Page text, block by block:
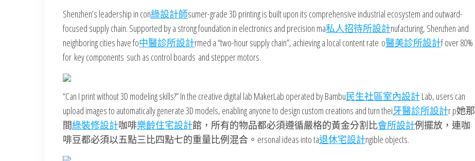
Shenzhen’s leadership in con綠設計師sumer-grade 3D printing is built upon its comprehensive industrial ecosystem and outward-
focused supply chain. Supported by a strong foundation in electronics and precision ma私人招待所設計nufacturing, Shenzhen and
neighboring cities have fo中醫診所設計rmed a “two-hour supply chain”, achieving a local content rate o醫美診所設計f over 80%
for key components such as control boards and stepper motors.
“Can I print without 3D modeling skills?” In the creative digital lab MakerLab operated by Bambu民生社區室內設計Lab, users can
upload images to automatically generate 3D models, enabling anyone to design custom creations and turn thei牙醫診所設計r p她那
間綠裝修設計咖啡樂齡住宅設計館，所有的物品都必須遵循嚴格的黃金分割比會所設計例擺放，連咖
啡豆都必須以五點三比四點七的重量比例混合。ersonal ideas into ta退休宅設計ngible objects.